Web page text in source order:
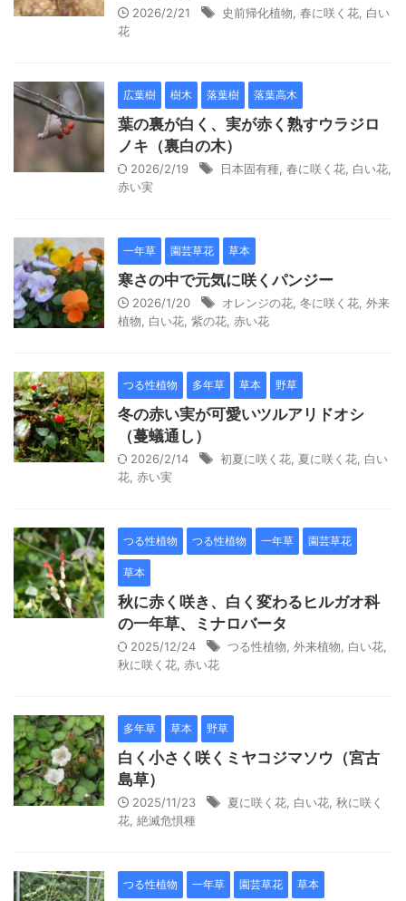
2026/2/21 史前帰化植物 春に咲く花 白い
花
広葉樹 樹木 落葉樹 落葉高木
葉の裏が白く、実が赤く熟すウラジロ
ノキ（裏白の木）
2026/2/19 日本固有種 春に咲く花 白い花
赤い実
一年草 園芸草花 草本
寒さの中で元気に咲くパンジー
2026/1/20 オレンジの花 冬に咲く花 外来
植物
白い花 紫の花 赤い花
つる性植物 多年草 草本 野草
冬の赤い実が可愛いツルアリドオシ
（蔓蟻通し）
2026/2/14 初夏に咲く花 夏に咲く花 白い
花 赤い実
つる性植物 つる性植物 一年草 園芸草花
草本
秋に赤く咲き、白く変わるヒルガオ科
の一年草、ミナロバータ
2025/12/24 つる性植物 外来植物 白い花
秋に咲く花 赤い花
多年草 草本 野草
白く小さく咲くミヤコジマソウ（宮古
島草）
2025/11/23 夏に咲く花 白い花 秋に咲く
花 絶滅危惧種
つる性植物 一年草 園芸草花 草本